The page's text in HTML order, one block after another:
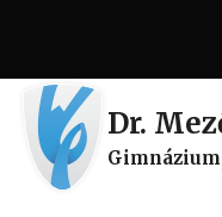
Dr.